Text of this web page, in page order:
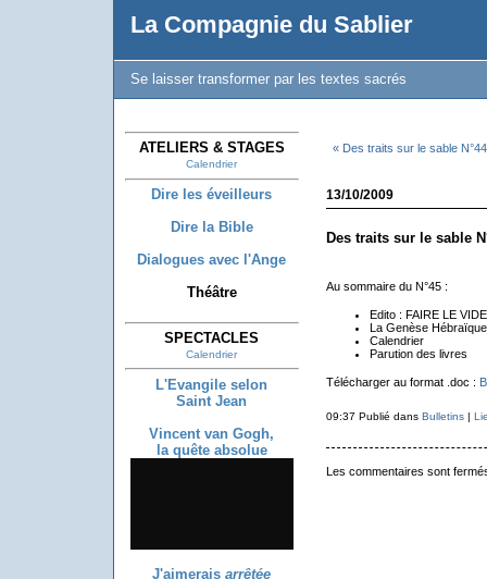
La Compagnie du Sablier
Se laisser transformer par les textes sacrés
ATELIERS & STAGES
Calendrier
Dire les éveilleurs
Dire la Bible
Dialogues avec l'Ange
Théâtre
SPECTACLES
Calendrier
L'Evangile selon
Saint Jean
Vincent van Gogh,
la quête absolue
J'aimerais arrêtée
« Des traits sur le sable N°44
13/10/2009
Des traits sur le sable
Au sommaire du N°45 :
Edito : FAIRE LE
La Genèse
Calendrier
Parution des livres
Télécharger au format .doc :
09:37 Publié dans Bulletins|
Les commentaires sont